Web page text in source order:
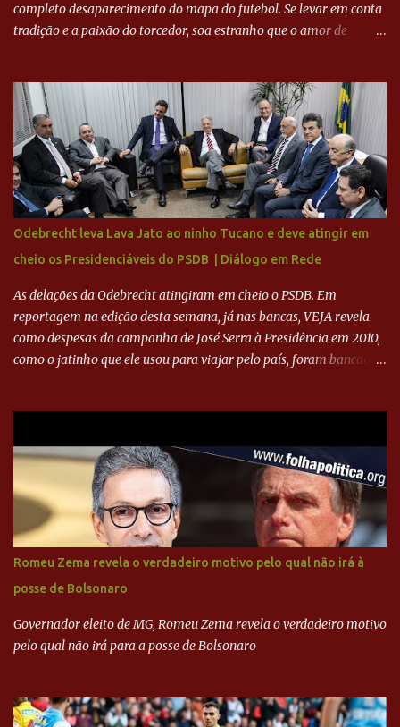
completo desaparecimento do mapa do futebol. Se levar em conta
tradição e a paixão do torcedor, soa estranho que o amor de
feito imediatamente para pagamento de dívidas emergenciais e
investimentos no departamento de futebol. O projeto apresentado
para a recuperação do Cruzeiro, o aporte financeiro inicial, com
Ronaldo sendo solidário à dívida de R$ 1 bilhão a partir de agora,
mais o peso que o ex-atacante tem no mundo do futebol, além de
sua história na Raposa, pesaram para que um dos mais icônicos
camisas 9 acertasse a compra do clube. Fonte: Itatiaia Fonte:
ADVOGADO DO CRUZEIRO NA SAF EXPLICA SITUAÇÃO DO
CRUZEIRO - RONALDO COMPROU 90% DAS AÇÕES DO CLUBE
Odebrecht leva Lava Jato ao ninho Tucano e deve atingir em
cheio os Presidenciáveis do PSDB | Diálogo em Rede
As delações da Odebrecht atingiram em cheio o PSDB. Em
reportagem na edição desta semana, já nas bancas, VEJA revela
como despesas da campanha de José Serra à Presidência em 2010,
como o jatinho que ele usou para viajar pelo país, foram bancadas
Executiva Nacional do PSDB (Valter Campanato/Agência Brasil) O
texto também põe fim a um mistério: três fontes confirmaram à
revista que o codinome “santo” que aparece em planilhas da
empreiteira refere-se ao governador de São Paulo, Geraldo
Alckmin (PSDB) — nenhum deles, no entanto, disse ter negociado
diretamente com o paulista. Depoimentos mostram como o
dinheiro da Odebrecht bancou a campanha de Serra em 2010 Leia
mais... A Lava Jato chega ao PSDB | VEJA.com
Romeu Zema revela o verdadeiro motivo pelo qual não irá à
posse de Bolsonaro
Governador eleito de MG, Romeu Zema revela o verdadeiro motivo
pelo qual não irá para a posse de Bolsonaro